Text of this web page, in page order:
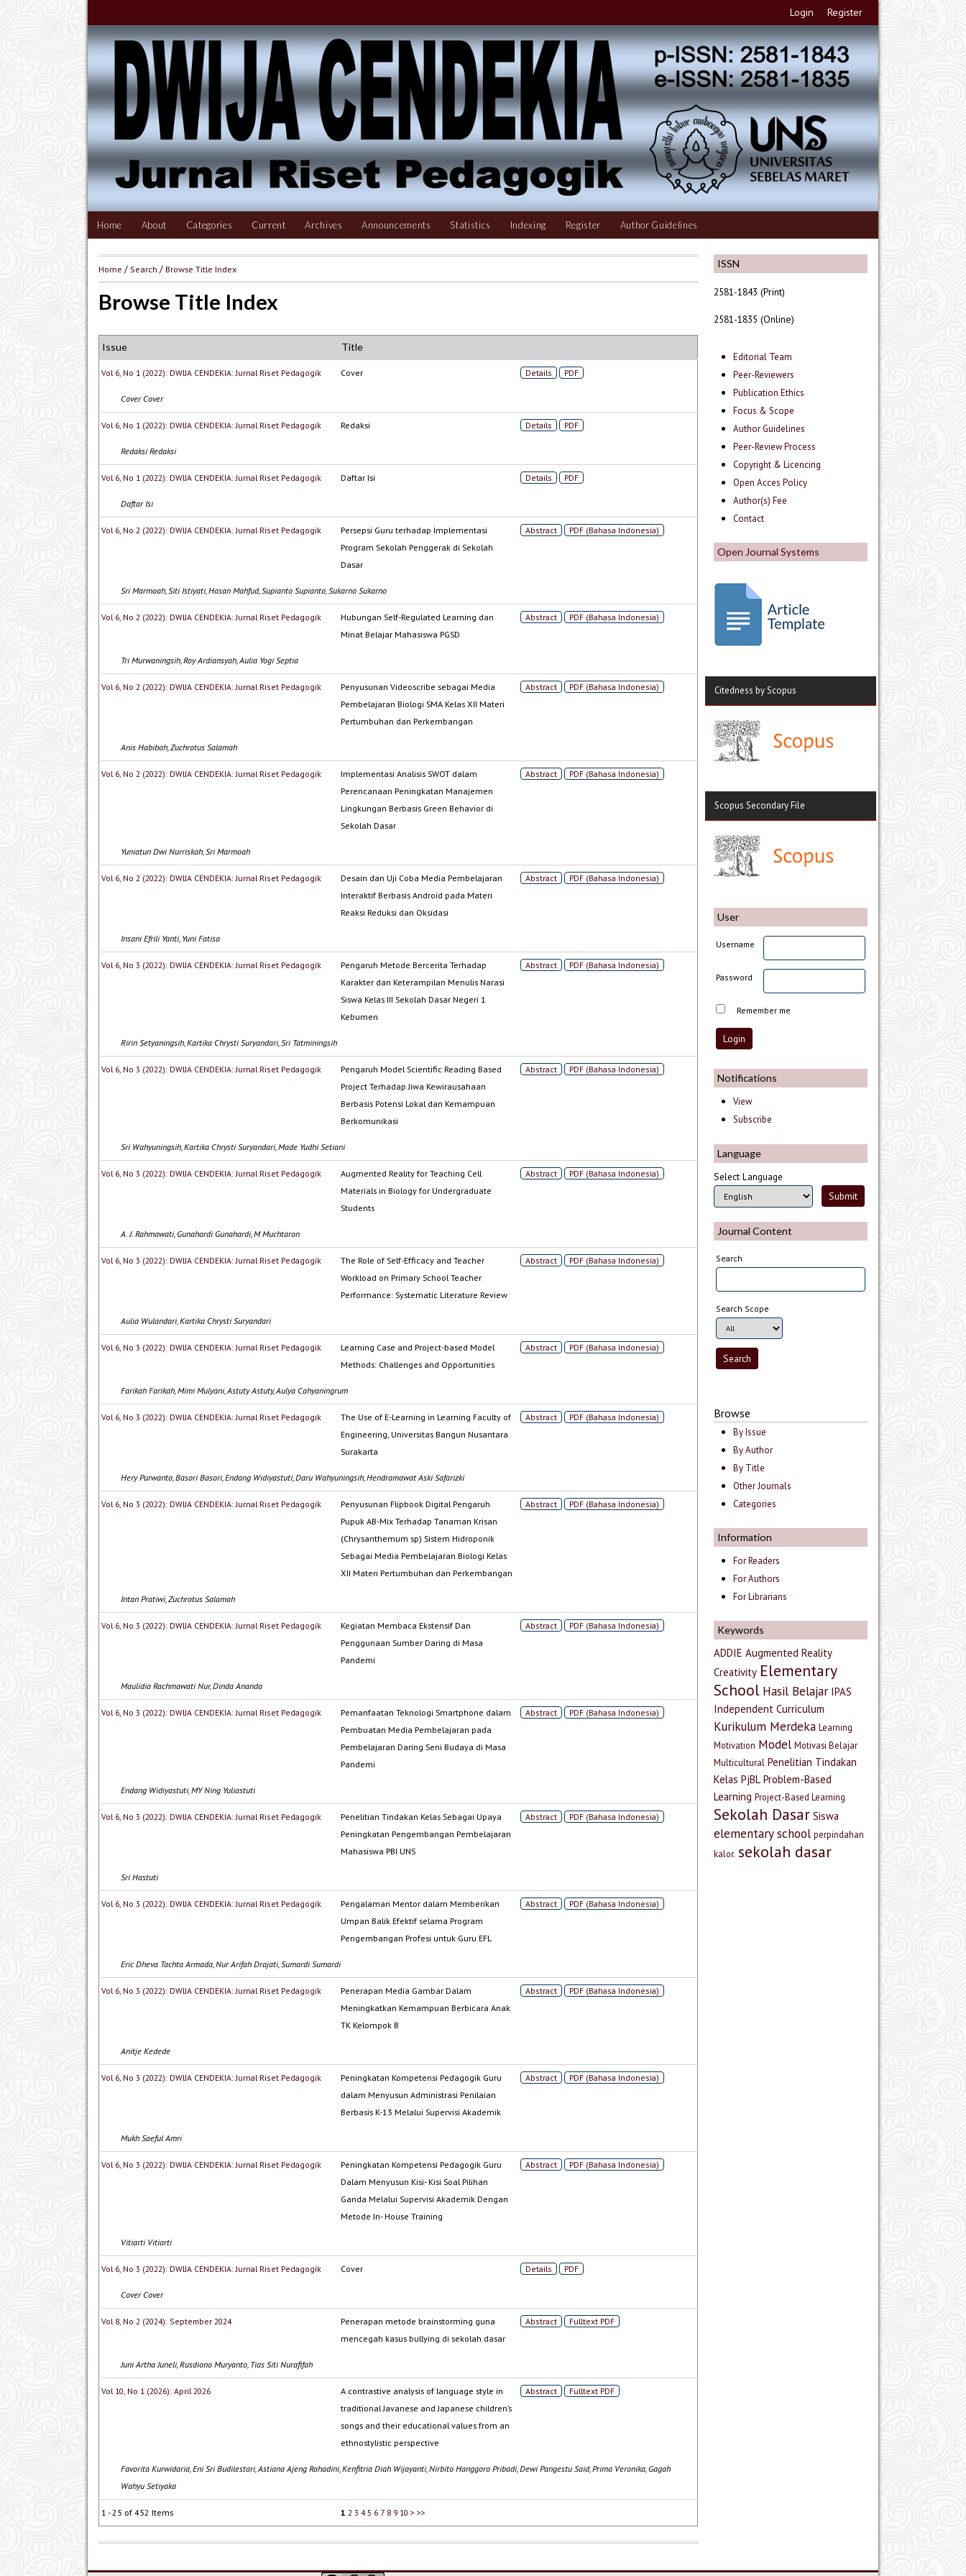
Login Register
Home About Categories Current Archives Announcements Statistics Indexing Register Author Guidelines
ISSN
2581-1843 (Print)
2581-1835 (Online)
Editorial Team
Peer-Reviewers
Publication Ethics
Focus & Scope
Author Guidelines
Peer-Review Process
Copyright & Licencing
Open Acces Policy
Author(s) Fee
Contact
Open Journal Systems
Citedness by Scopus
Scopus Secondary File
User
Username
Password
Remember me
Notifications
View
Subscribe
Language
Select Language
Journal Content
Search
Search Scope
Browse
By Issue
By Author
By Title
Other Journals
Categories
Information
For Readers
For Authors
For Librarians
Keywords
ADDIE Augmented Reality
Creativity Elementary
School Hasil Belajar IPAS
Independent Curriculum
Kurikulum Merdeka Learning
Motivation Model Motivasi Belajar
Multicultural Penelitian Tindakan
Kelas PjBL Problem-Based
Learning Project-Based Learning
Sekolah Dasar Siswa
elementary school perpindahan
kalor. sekolah dasar
Home / Search /Browse Title Index
Browse Title Index
Issue Title
Vol 6, No 1 (2022): DWIJA CENDEKIA: Jurnal Riset Pedagogik Cover Details PDF
Cover Cover
Vol 6, No 1 (2022): DWIJA CENDEKIA: Jurnal Riset Pedagogik Redaksi Details PDF
Redaksi Redaksi
Vol 6, No 1 (2022): DWIJA CENDEKIA: Jurnal Riset Pedagogik Daftar Isi Details PDF
Daftar Isi
Vol 6, No 2 (2022): DWIJA CENDEKIA: Jurnal Riset Pedagogik
Persepsi Guru terhadap Implementasi
Program Sekolah Penggerak di Sekolah
Dasar
Abstract PDF (Bahasa Indonesia)
Sri Marmoah, Siti Istiyati, Hasan Mahfud, Supianto Supianto, Sukarno Sukarno
Vol 6, No 2 (2022): DWIJA CENDEKIA: Jurnal Riset Pedagogik
Hubungan Self-Regulated Learning dan
Minat Belajar Mahasiswa PGSD
Abstract PDF (Bahasa Indonesia)
Tri Murwaningsih, Roy Ardiansyah, Aulia Yogi Septia
Vol 6, No 2 (2022): DWIJA CENDEKIA: Jurnal Riset Pedagogik
Penyusunan Videoscribe sebagai Media
Pembelajaran Biologi SMA Kelas XII Materi
Pertumbuhan dan Perkembangan
Abstract PDF (Bahasa Indonesia)
Anis Habibah, Zuchrotus Salamah
Vol 6, No 2 (2022): DWIJA CENDEKIA: Jurnal Riset Pedagogik
Implementasi Analisis SWOT dalam
Perencanaan Peningkatan Manajemen
Lingkungan Berbasis Green Behavior di
Sekolah Dasar
Abstract PDF (Bahasa Indonesia)
Yuniatun Dwi Nurriskah, Sri Marmoah
Vol 6, No 2 (2022): DWIJA CENDEKIA: Jurnal Riset Pedagogik
Desain dan Uji Coba Media Pembelajaran
Interaktif Berbasis Android pada Materi
Reaksi Reduksi dan Oksidasi
Abstract PDF (Bahasa Indonesia)
Insani Efrili Yanti, Yuni Fatisa
Vol 6, No 3 (2022): DWIJA CENDEKIA: Jurnal Riset Pedagogik
Pengaruh Metode Bercerita Terhadap
Karakter dan Keterampilan Menulis Narasi
Siswa Kelas III Sekolah Dasar Negeri 1
Kebumen
Abstract PDF (Bahasa Indonesia)
Ririn Setyaningsih, Kartika Chrysti Suryandari, Sri Tatminingsih
Vol 6, No 3 (2022): DWIJA CENDEKIA: Jurnal Riset Pedagogik
Pengaruh Model Scientific Reading Based
Project Terhadap Jiwa Kewirausahaan
Berbasis Potensi Lokal dan Kemampuan
Berkomunikasi
Abstract PDF (Bahasa Indonesia)
Sri Wahyuningsih, Kartika Chrysti Suryandari, Made Yudhi Setiani
Vol 6, No 3 (2022): DWIJA CENDEKIA: Jurnal Riset Pedagogik
Augmented Reality for Teaching Cell
Materials in Biology for Undergraduate
Students
Abstract PDF (Bahasa Indonesia)
A. J. Rahmawati, Gunahardi Gunahardi, M Muchtaron
Vol 6, No 3 (2022): DWIJA CENDEKIA: Jurnal Riset Pedagogik
The Role of Self-Efficacy and Teacher
Workload on Primary School Teacher
Performance: Systematic Literature Review
Abstract PDF (Bahasa Indonesia)
Aulia Wulandari, Kartika Chrysti Suryandari
Vol 6, No 3 (2022): DWIJA CENDEKIA: Jurnal Riset Pedagogik
Learning Case and Project-based Model
Methods: Challenges and Opportunities
Abstract PDF (Bahasa Indonesia)
Farikah Farikah, Mimi Mulyani, Astuty Astuty, Aulya Cahyaningrum
Vol 6, No 3 (2022): DWIJA CENDEKIA: Jurnal Riset Pedagogik
The Use of E-Learning in Learning Faculty of
Engineering, Universitas Bangun Nusantara
Surakarta
Abstract PDF (Bahasa Indonesia)
Hery Purwanto, Basori Basori, Endang Widiyastuti, Daru Wahyuningsih, Hendramawat Aski Safarizki
Vol 6, No 3 (2022): DWIJA CENDEKIA: Jurnal Riset Pedagogik
Penyusunan Flipbook Digital Pengaruh
Pupuk AB-Mix Terhadap Tanaman Krisan
(Chrysanthemum sp) Sistem Hidroponik
Sebagai Media Pembelajaran Biologi Kelas
XII Materi Pertumbuhan dan Perkembangan
Abstract PDF (Bahasa Indonesia)
Intan Pratiwi, Zuchrotus Salamah
Vol 6, No 3 (2022): DWIJA CENDEKIA: Jurnal Riset Pedagogik
Kegiatan Membaca Ekstensif Dan
Penggunaan Sumber Daring di Masa
Pandemi
Abstract PDF (Bahasa Indonesia)
Maulidia Rachmawati Nur, Dinda Ananda
Vol 6, No 3 (2022): DWIJA CENDEKIA: Jurnal Riset Pedagogik
Pemanfaatan Teknologi Smartphone dalam
Pembuatan Media Pembelajaran pada
Pembelajaran Daring Seni Budaya di Masa
Pandemi
Abstract PDF (Bahasa Indonesia)
Endang Widiyastuti, MY Ning Yuliastuti
Vol 6, No 3 (2022): DWIJA CENDEKIA: Jurnal Riset Pedagogik
Penelitian Tindakan Kelas Sebagai Upaya
Peningkatan Pengembangan Pembelajaran
Mahasiswa PBI UNS
Abstract PDF (Bahasa Indonesia)
Sri Hastuti
Vol 6, No 3 (2022): DWIJA CENDEKIA: Jurnal Riset Pedagogik
Pengalaman Mentor dalam Memberikan
Umpan Balik Efektif selama Program
Pengembangan Profesi untuk Guru EFL
Abstract PDF (Bahasa Indonesia)
Eric Dheva Tachta Armada, Nur Arifah Drajati, Sumardi Sumardi
Vol 6, No 3 (2022): DWIJA CENDEKIA: Jurnal Riset Pedagogik
Penerapan Media Gambar Dalam
Meningkatkan Kemampuan Berbicara Anak
TK Kelompok B
Abstract PDF (Bahasa Indonesia)
Anitje Kedede
Vol 6, No 3 (2022): DWIJA CENDEKIA: Jurnal Riset Pedagogik
Peningkatan Kompetensi Pedagogik Guru
dalam Menyusun Administrasi Penilaian
Berbasis K-13 Melalui Supervisi Akademik
Abstract PDF (Bahasa Indonesia)
Mukh Saeful Amri
Vol 6, No 3 (2022): DWIJA CENDEKIA: Jurnal Riset Pedagogik
Peningkatan Kompetensi Pedagogik Guru
Dalam Menyusun Kisi- Kisi Soal Pilihan
Ganda Melalui Supervisi Akademik Dengan
Metode In- House Training
Abstract PDF (Bahasa Indonesia)
Vitiarti Vitiarti
Vol 6, No 3 (2022): DWIJA CENDEKIA: Jurnal Riset Pedagogik Cover Details PDF
Cover Cover
Vol 8, No 2 (2024): September 2024
Penerapan metode brainstorming guna
mencegah kasus bullying di sekolah dasar
Abstract Fulltext PDF
Juni Artha Juneli, Rusdiono Muryanto, Tias Siti Nurafifah
Vol 10, No 1 (2026): April 2026
A contrastive analysis of language style in
traditional Javanese and Japanese children’s
songs and their educational values from an
ethnostylistic perspective
Abstract Fulltext PDF
Favorita Kurwidaria, Eni Sri Budilestari, Astiana Ajeng Rahadini, Kenfitria Diah Wijayanti, Nirbito Hanggoro Pribadi, Dewi Pangestu Said, Prima Veronika, Gagah
Wahyu Setiyaka
1 - 25 of 452 Items 1 2 3 4 5 6 7 8 9 10 > >>